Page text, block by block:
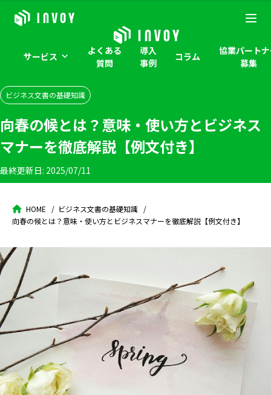
サービス
よくある
質問
導入
事例
コラム
協業パート
募集
ビジネス文書の基礎知識
向春の候とは？意味・使い方とビジネス
マナーを徹底解説【例文付き】
最終更新日: 2025/07/11
HOME
ビジネス文書の基礎知識
向春の候とは？意味・使い方とビジネスマナーを徹底解説【例文付き】